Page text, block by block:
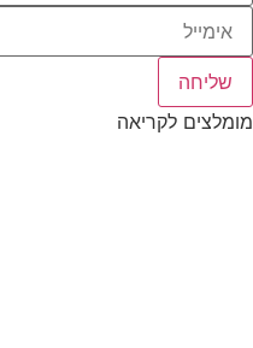
שליחה
מומלצים לקריאה